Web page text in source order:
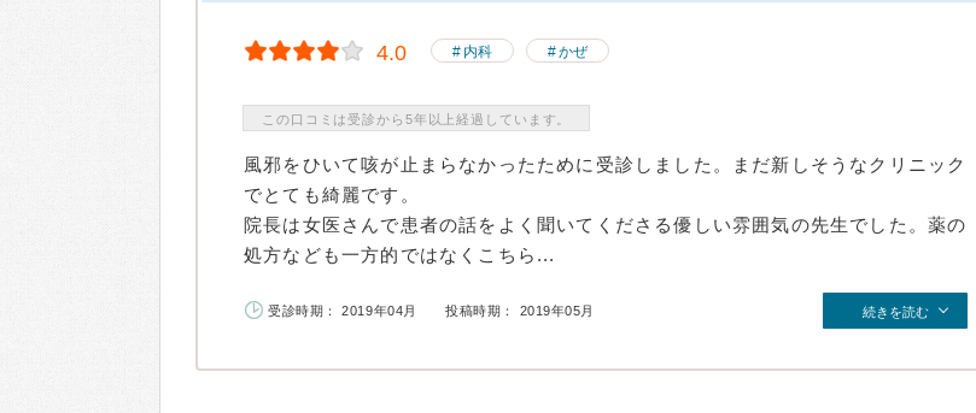
4.0 内科 かぜ
この口コミは受診から5年以上経過しています。
風邪をひいて咳が止まらなかったために受診しました。まだ新しそうなクリニック
でとても綺麗です。
院長は女医さんで患者の話をよく聞いてくださる優しい雰囲気の先生でした。薬の
処方なども一方的ではなくこちら...
受診時期： 2019年04月 投稿時期： 2019年05月 続きを読む